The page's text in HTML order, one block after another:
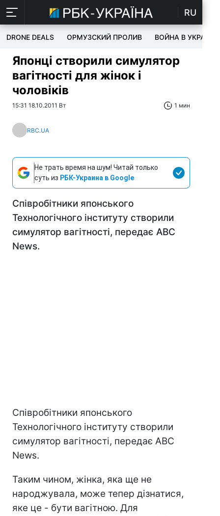
RU
DRONE DEALS ОРМУЗСКИЙ ПРОЛИВ ВОЙНА В УКРАИНЕ
Японці створили симулятор
вагітності для жінок і
чоловіків
15:31 18.10.2011 Вт 1 мин
RBC.UA
Не трать время на шум! Читай только
суть из РБК-Украина в Google
Співробітники японського
Технологічного інституту створили
симулятор вагітності, передає ABC
News.
Співробітники японського
Технологічного інституту створили
симулятор вагітності, передає ABC
News.
Таким чином, жінка, яка ще не
народжувала, може тепер дізнатися,
яке це - бути вагітною. Для